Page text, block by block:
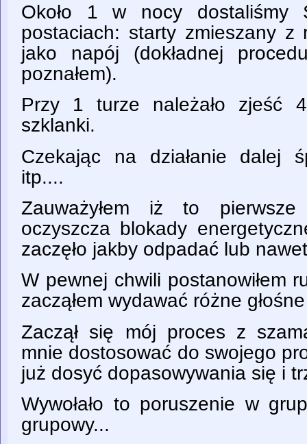
Około 1 w nocy dostaliśmy
postaciach: starty zmieszany z
jako napój (dokładnej
poznałem).
Przy 1 turze należało zjeść
szklanki.
Czekając na działanie dalej
itp....
Zauważyłem iż to
oczyszcza blokady
zaczęło jakby odpadać lub
W pewnej chwili postanowiłem
zacząłem wydawać różne
Zaczął się mój proces z
mnie dostosować do swojego
już dosyć dopasowywania się i
Wywołało to poruszenie w
grupowy...